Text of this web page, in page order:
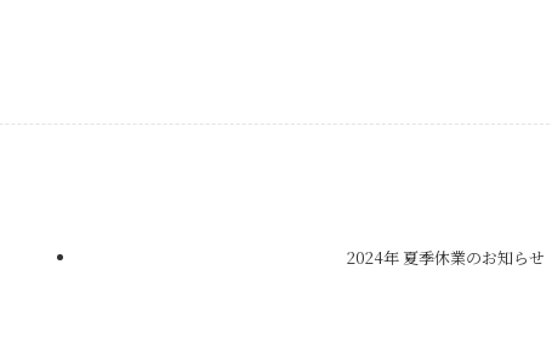
2024年 夏季休業のお知らせ